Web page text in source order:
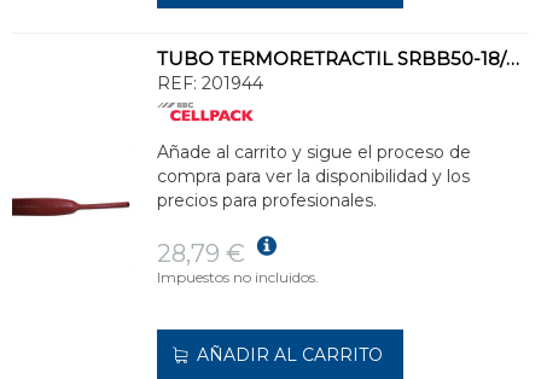
TUBO TERMORETRACTIL SRBB50-18/30 ROJO OSCURO (BOBINA 30m)
REF: 201944
Añade al carrito y sigue el proceso de
compra para ver la disponibilidad y los
precios para profesionales.
28,79 €
Impuestos no incluidos.
AÑADIR AL CARRITO